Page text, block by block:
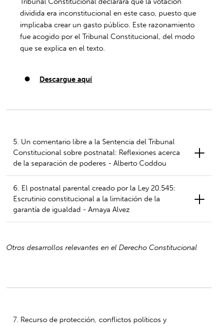
dividida era inconstitucional en este caso, puesto que
implicaba crear un gasto público. Este razonamiento
fue acogido por el Tribunal Constitucional, del modo
que se explica en el texto.
Descargue aquí
5. Un comentario libre a la Sentencia del Tribunal
Constitucional sobre postnatal: Reflexiones acerca
de la separación de poderes - Alberto Coddou
6. El postnatal parental creado por la Ley 20.545:
Escrutinio constitucional a la limitación de la
garantía de igualdad - Amaya Alvez
Otros desarrollos relevantes en el Derecho Constitucional
7. Recurso de protección, conflictos políticos y